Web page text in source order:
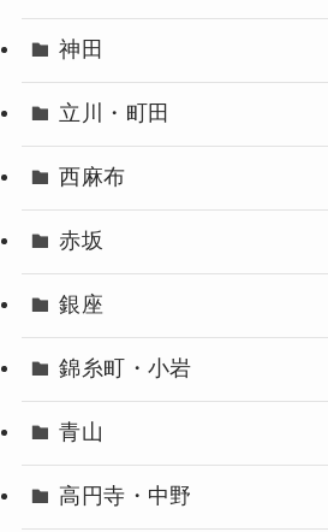
神田
立川・町田
西麻布
赤坂
銀座
錦糸町・小岩
青山
高円寺・中野